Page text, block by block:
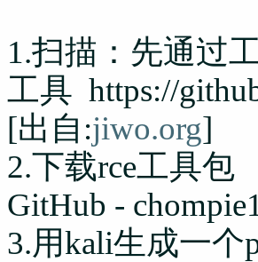
1.扫描：先通过
工具 https://
[出自:jiwo.org]
2.下载rce工具包
GitHub -
3.用kali生成一个